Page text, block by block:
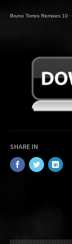
Bruno Torres Remixes 10 ·
SHARE IN